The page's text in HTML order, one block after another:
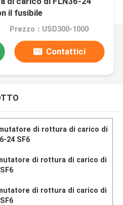
il fusibile
Prezzo：USD300-1000
Contattici
di rottura di carico di
24 SF6
di rottura di carico di
di rottura di carico di